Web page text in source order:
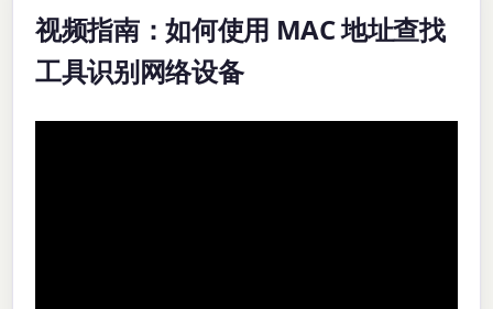
视频指南：如何使用 MAC 地址查找
工具识别网络设备